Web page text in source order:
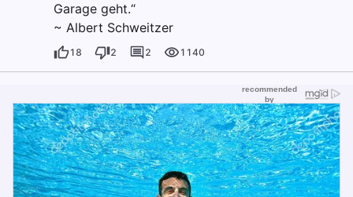
Garage geht.“
~ Albert Schweitzer
18 2 2 1140